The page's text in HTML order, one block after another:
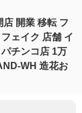
開業 移転 フ
ェイク 店舗 イ
チンコ店 1万
WH 造花お